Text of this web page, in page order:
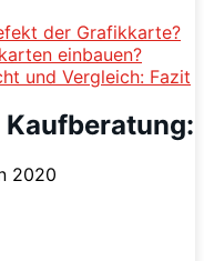
der Grafikkarte?
einbauen?
und Vergleich: Fazit